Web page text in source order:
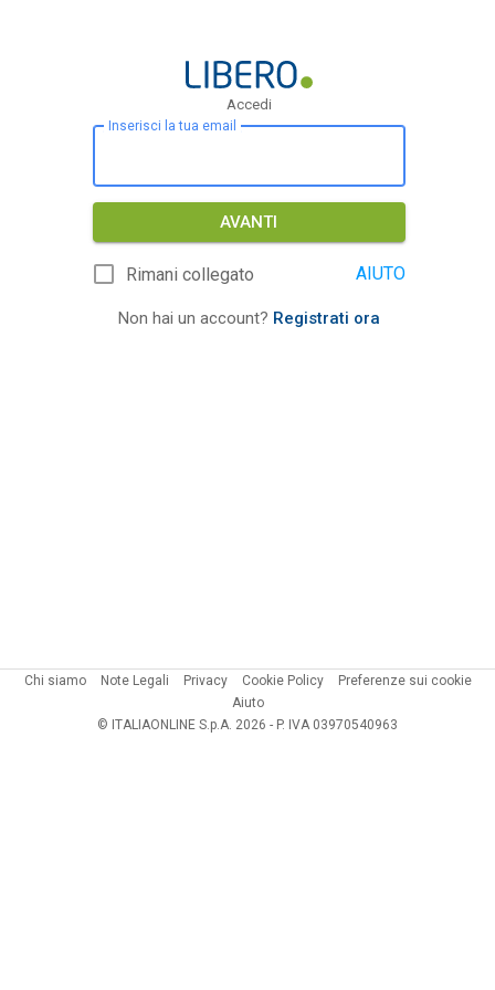
Accedi
Inserisci la tua email
AVANTI
Rimani collegato AIUTO
Non hai un account? Registrati ora
Chi siamo Note Legali Privacy Cookie Policy
Preferenze sui cookie
Aiuto
© ITALIAONLINE S.p.A. 2026 - P. IVA 03970540963